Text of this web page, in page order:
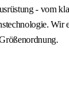
- vom
Wir